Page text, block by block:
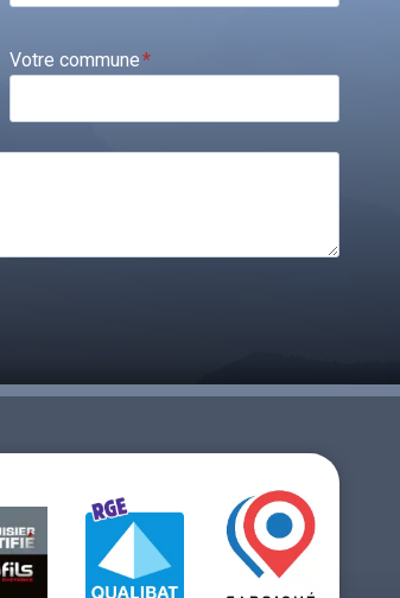
Votre commune*